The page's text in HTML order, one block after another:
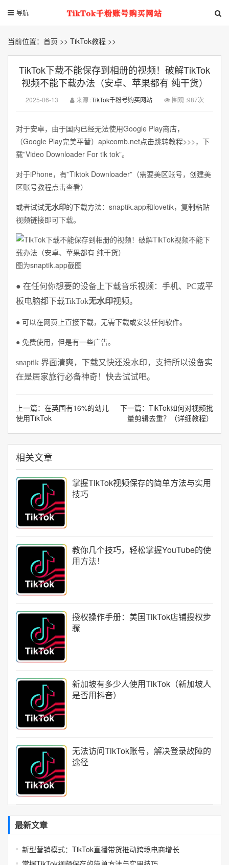
导航
当前位置： 首页 >> TikTok教程 >>
TikTok下载不能保存到相册的视频！破解TikTok
视频不能下载办法（安卓、苹果都有 纯干货）
2025-06-13 来源 :TikTok千粉号购买网站 围观 :987次
对于安卓，由于国内已经无法使用Google Play商店，
（Google Play完美平替）apkcomb.net点击跳转教程>>>，下
载”Video Downloader For tik tok”。
对于iPhone，有”Tiktok Downloader”（需要美区账号，创建美
区账号教程点击查看）
或者试试无水印的下载方法：snaptik.app和lovetik，复制粘贴
视频链接即可下载。
图为snaptik.app截图
● 在任何你想要的设备上下载音乐视频：手机、PC或平
板电脑都下载TikTok无水印视频。
● 可以在网页上直接下载，无需下载或安装任何软件。
● 免费使用，但是有一些广告。
snaptik 界面清爽，下载又快还没水印，支持所以设备实
在是居家旅行必备神奇！快去试试吧。
上一篇： 在英国有16%的幼儿
使用TikTok
下一篇： TikTok如何对视频批
量剪辑去重？（详细教程）
相关文章
掌握TikTok视频保存的简单方法与实用
技巧
教你几个技巧，轻松掌握YouTube的使
用方法！
授权操作手册：美国TikTok店铺授权步
骤
新加坡有多少人使用TikTok（新加坡人
是否用抖音）
无法访问TikTok账号，解决登录故障的
途径
最新文章
新型营销模式：TikTok直播带货推动跨境电商增长